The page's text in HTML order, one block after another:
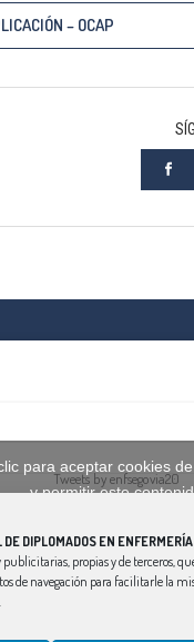
DE DIPLOMADOS EN
propias y de terceros,
de navegación para facilitarle la
– OCAP
Tweets by enfsegovia20
para aceptar cookies
y permitir este